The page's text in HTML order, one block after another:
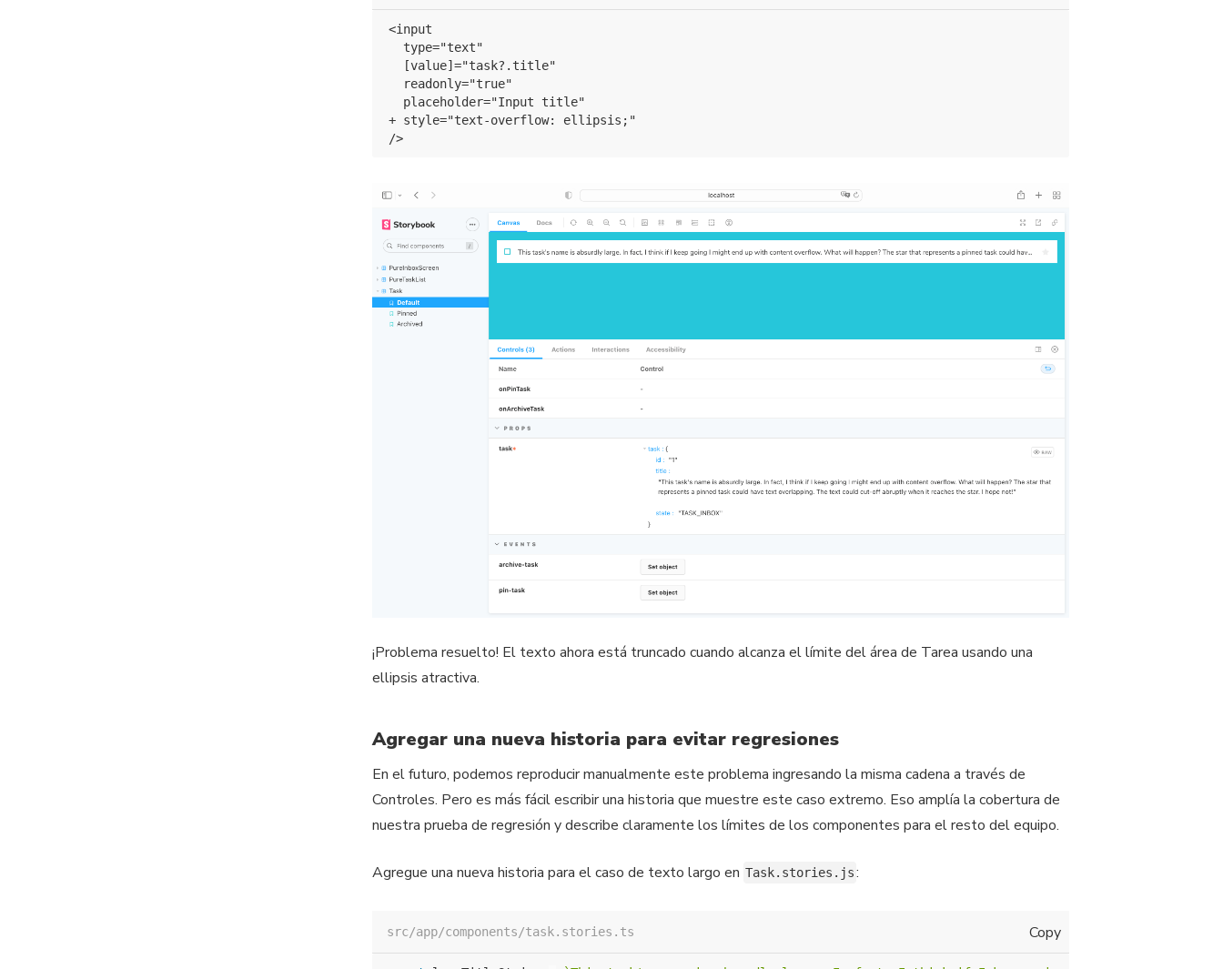
<input
  type="text"
  [value]="task?.title"
  readonly="true"
  placeholder="Input title"
+ style="text-overflow: ellipsis;"
¡Problema resuelto! El texto ahora está truncado cuando alcanza el límite del área de Tarea usando una
ellipsis atractiva.
Agregar una nueva historia para evitar regresiones
En el futuro, podemos reproducir manualmente este problema ingresando la misma cadena a través de
Controles. Pero es más fácil escribir una historia que muestre este caso extremo. Eso amplía la cobertura de
nuestra prueba de regresión y describe claramente los límites de los componentes para el resto del equipo.
Agregue una nueva historia para el caso de texto largo en Task.stories.js :
Copy
src/app/components/task.stories.ts